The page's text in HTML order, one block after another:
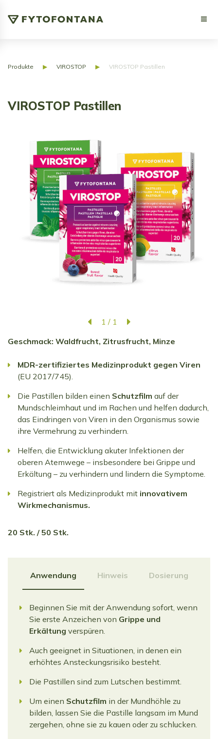
Produkte ▶ VIROSTOP ▶ VIROSTOP Pastillen
VIROSTOP Pastillen
1 / 1
Geschmack: Waldfrucht, Zitrusfrucht, Minze
MDR-zertifiziertes Medizinprodukt gegen Viren
(EU 2017/745).
Die Pastillen bilden einen Schutzfilm auf der
Mundschleimhaut und im Rachen und helfen dadurch,
das Eindringen von Viren in den Organismus sowie
ihre Vermehrung zu verhindern.
Helfen, die Entwicklung akuter Infektionen der
oberen Atemwege – insbesondere bei Grippe und
Erkältung – zu verhindern und lindern die Symptome.
Registriert als Medizinprodukt mit innovativem
Wirkmechanismus.
20 Stk. / 50 Stk.
Anwendung Hinweis Dosierung
Beginnen Sie mit der Anwendung sofort, wenn
Sie erste Anzeichen von Grippe und
Erkältung verspüren.
Auch geeignet in Situationen, in denen ein
erhöhtes Ansteckungsrisiko besteht.
Die Pastillen sind zum Lutschen bestimmt.
Um einen Schutzfilm in der Mundhöhle zu
bilden, lassen Sie die Pastille langsam im Mund
zergehen, ohne sie zu kauen oder zu schlucken.